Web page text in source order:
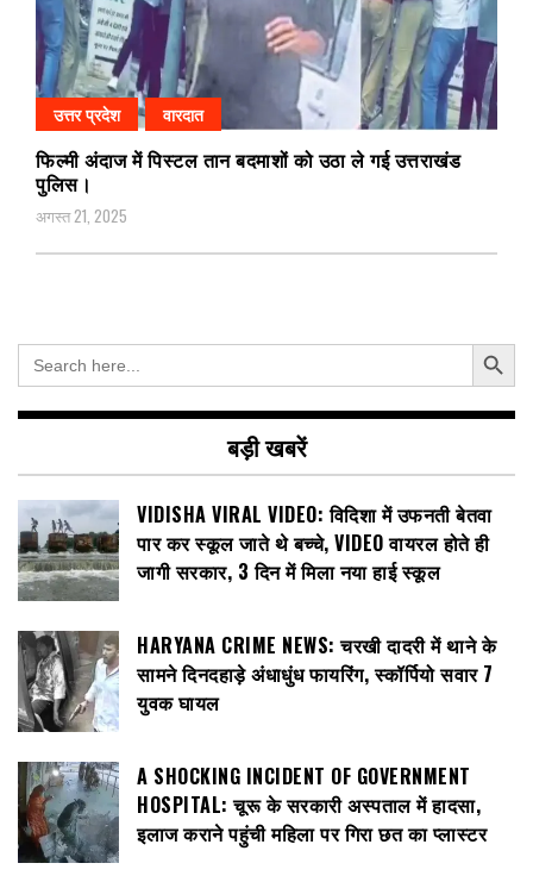
उत्तर प्रदेश वारदात
फिल्मी अंदाज में पिस्टल तान बदमाशों को उठा ले गई उत्तराखंड
पुलिस।
अगस्त 21, 2025
Search
for:
Search Button
बड़ी खबरें
VIDISHA VIRAL VIDEO: विदिशा में उफनती बेतवा
पार कर स्कूल जाते थे बच्चे, VIDEO वायरल होते ही
जागी सरकार, 3 दिन में मिला नया हाई स्कूल
HARYANA CRIME NEWS: चरखी दादरी में थाने के
सामने दिनदहाड़े अंधाधुंध फायरिंग, स्कॉर्पियो सवार 7
युवक घायल
A SHOCKING INCIDENT OF GOVERNMENT
HOSPITAL: चूरू के सरकारी अस्पताल में हादसा,
इलाज कराने पहुंची महिला पर गिरा छत का प्लास्टर